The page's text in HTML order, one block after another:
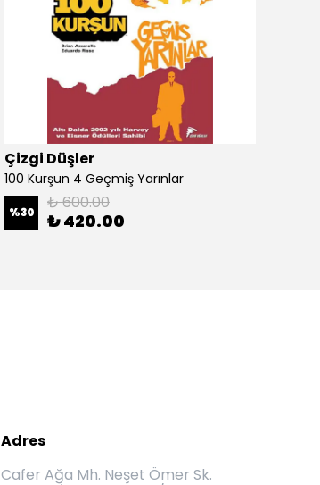
Çizgi Düşler
100 Kurşun 4 Geçmiş Yarınlar
%30 ₺ 600.00
₺ 420.00
Adres
Cafer Ağa Mh. Neşet Ömer Sk.